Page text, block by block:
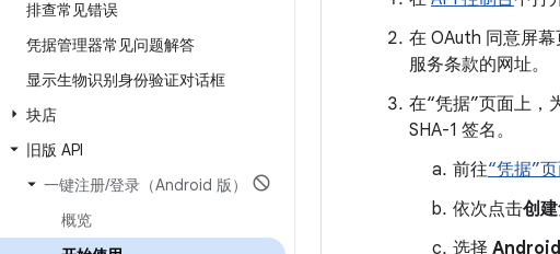
排查常见错误
凭据管理器常见问题解答
显示生物识别身份验证对话框
块店
旧版 API
一键注册/登录（Android 版）
概览
在 OAuth 同意屏
服务条款的网址。
在“凭据”页面上，
SHA-1 签名。
前往“凭据”
依次点击创
选择 Android